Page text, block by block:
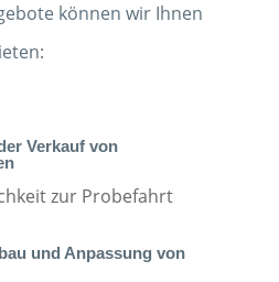
können wir Ihnen
Verkauf von
zur Probefahrt
und Anpassung von